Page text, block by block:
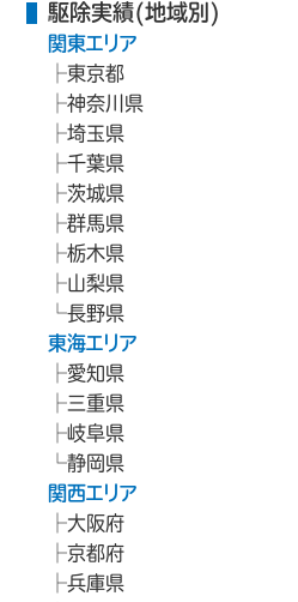
駆除実績(地域別)
関東エリア
東京都
神奈川県
埼玉県
千葉県
茨城県
群馬県
栃木県
山梨県
長野県
東海エリア
愛知県
三重県
岐阜県
静岡県
関西エリア
大阪府
京都府
兵庫県